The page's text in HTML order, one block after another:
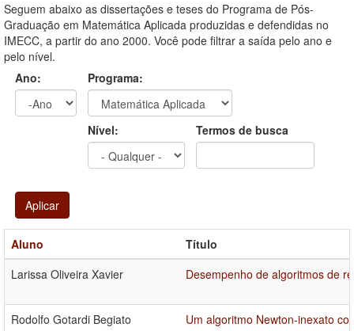
Seguem abaixo as dissertações e teses do Programa de Pós-
Graduação em Matemática Aplicada produzidas e defendidas no
IMECC, a partir do ano 2000. Você pode filtrar a saída pelo ano e
pelo nível.
Ano:
Programa:
Nível: Termos de busca
Aplicar
Aluno
Título
Larissa Oliveira Xavier
Desempenho de algoritmos de
Rodolfo Gotardi Begiato Um algoritmo Newton-inexato